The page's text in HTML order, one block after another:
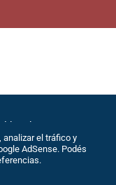
hincha |
|Sobre
analizar el tráfico y
AdSense. Podés